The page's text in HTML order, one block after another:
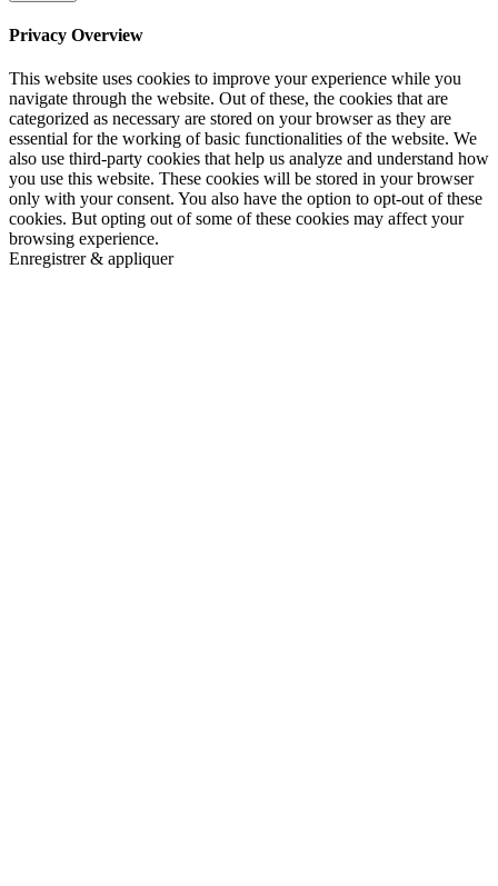
Privacy Overview
This website uses cookies to improve your experience while you
navigate through the website. Out of these, the cookies that are
categorized as necessary are stored on your browser as they are
essential for the working of basic functionalities of the website. We
also use third-party cookies that help us analyze and understand how
you use this website. These cookies will be stored in your browser
only with your consent. You also have the option to opt-out of these
cookies. But opting out of some of these cookies may affect your
browsing experience.
Enregistrer & appliquer